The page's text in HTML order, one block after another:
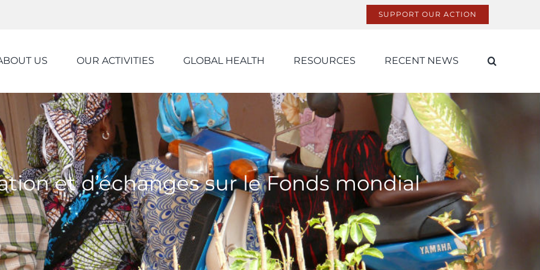
SUPPORT OUR ACTION
US OUR ACTIVITIES GLOBAL HEALTH RESOURCES RECENT NEWS
et d’échanges sur le Fonds mondial